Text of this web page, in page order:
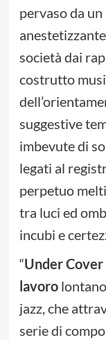
pervaso da
società dai
costrutto
suggestive
imbevute di
legati al
perpetuo
tra luci ed
incubi e
“Under
lavorolontano
jazz, che
serie di